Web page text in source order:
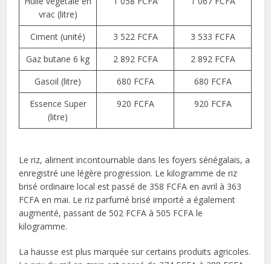
vrac (litre)
Ciment (unité) 3 522 FCFA
3 533 FCFA
Gaz butane 6 kg
2 892 FCFA
2 892 FCFA
Gasoil (litre)
680 FCFA
680 FCFA
Essence Super
(litre)
920 FCFA 920 FCFA
Le riz, aliment incontournable dans les foyers sénégalais, a
enregistré une légère progression. Le kilogramme de riz
brisé ordinaire local est passé de 358 FCFA en avril à 363
FCFA en mai. Le riz parfumé brisé importé a également
augmenté, passant de 502 FCFA à 505 FCFA le
kilogramme.
La hausse est plus marquée sur certains produits agricoles.